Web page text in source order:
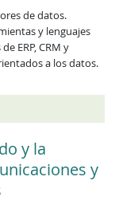
de datos.
y lenguajes
ERP, CRM y
a los datos.
y la
y